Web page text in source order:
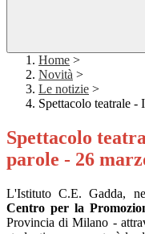
Home >
Novità >
Le notizie >
Spettacolo teatrale
Spettacolo
parole - 26
L'Istituto C.E. Gadda,
Centro per la
Provincia di Milano -